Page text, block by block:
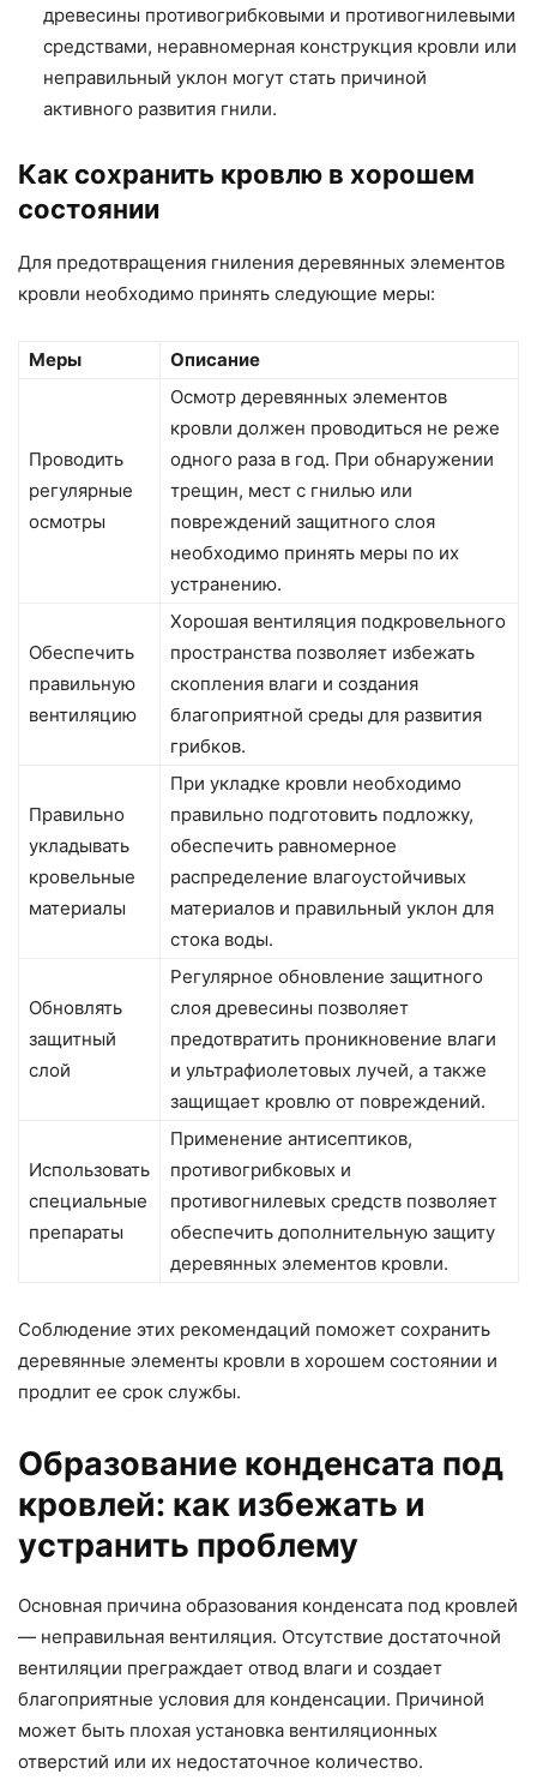
древесины противогрибковыми и противогнилевыми
средствами, неравномерная конструкция кровли или
неправильный уклон могут стать причиной
активного развития гнили.
Как сохранить кровлю в хорошем
состоянии
Для предотвращения гниления деревянных элементов
кровли необходимо принять следующие меры:
Меры Описание
Проводить
регулярные
осмотры
Осмотр деревянных элементов
кровли должен проводиться не реже
одного раза в год. При обнаружении
трещин, мест с гнилью или
повреждений защитного слоя
необходимо принять меры по их
устранению.
Обеспечить
правильную
вентиляцию
Хорошая вентиляция подкровельного
пространства позволяет избежать
скопления влаги и создания
благоприятной среды для развития
грибков.
Правильно
укладывать
кровельные
материалы
При укладке кровли необходимо
правильно подготовить подложку,
обеспечить равномерное
распределение влагоустойчивых
материалов и правильный уклон для
стока воды.
Обновлять
защитный
слой
Регулярное обновление защитного
слоя древесины позволяет
предотвратить проникновение влаги
и ультрафиолетовых лучей, а также
защищает кровлю от повреждений.
Использовать
специальные
препараты
Применение антисептиков,
противогрибковых и
противогнилевых средств позволяет
обеспечить дополнительную защиту
деревянных элементов кровли.
Соблюдение этих рекомендаций поможет сохранить
деревянные элементы кровли в хорошем состоянии и
продлит ее срок службы.
Образование конденсата под
кровлей: как избежать и
устранить проблему
Основная причина образования конденсата под кровлей
— неправильная вентиляция. Отсутствие достаточной
вентиляции преграждает отвод влаги и создает
благоприятные условия для конденсации. Причиной
может быть плохая установка вентиляционных
отверстий или их недостаточное количество.